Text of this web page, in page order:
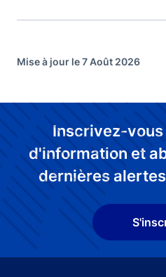
Mise à jour le 7 Août 2026
Inscrivez-
d'information et
dernières